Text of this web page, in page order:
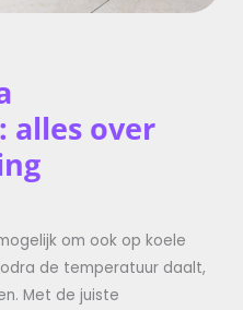
alles over
om ook op koele
de temperatuur daalt,
Met de juiste